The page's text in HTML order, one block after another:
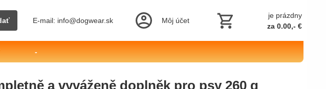
E-mail: info@dogwear.sk Môj účet
je prázdny
za 0.00,- €
-
a vyváženě doplněk pro psy 260 g